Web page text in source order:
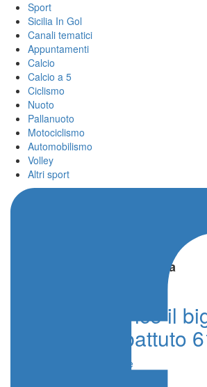
Sport
Sicilia In Gol
Canali tematici
Appuntamenti
Calcio
Calcio a 5
Ciclismo
Nuoto
Pallanuoto
Motociclismo
Automobilismo
Volley
Altri sport
Katarzyna Jaworska
Viagrande vince il
San Matteo battuto
30 Marzo 2026 - Redazione